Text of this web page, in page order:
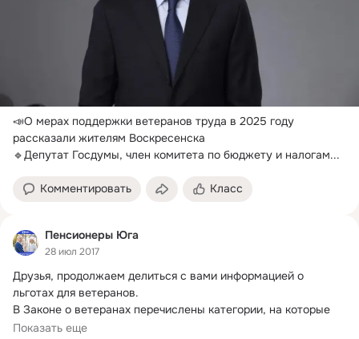
📣О мерах поддержки ветеранов труда в 2025 году
рассказали жителям Воскресенска
🔹Депутат Госдумы, член комитета по бюджету и налогам...
Комментировать Класс
Пенсионеры Юга
28 июл 2017
Друзья, продолжаем делиться с вами информацией о
льготах для ветеранов.
В Законе о ветеранах перечислены категории, на которые
распространяется его действие:
Показать еще